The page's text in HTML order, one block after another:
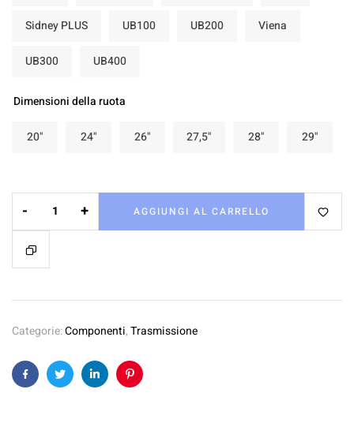
Sidney PLUS UB100 UB200 Viena
UB300 UB400
Dimensioni della ruota
20" 24" 26" 27,5" 28" 29"
- + AGGIUNGI AL CARRELLO
Categorie:Componenti,Trasmissione
FacebookTwitterLinkedinPinterest